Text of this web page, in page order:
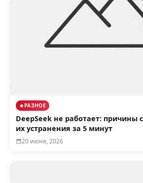
РАЗНОЕ
DeepSeek не работает: причины
их устранения за 5 минут
20 июня, 2026